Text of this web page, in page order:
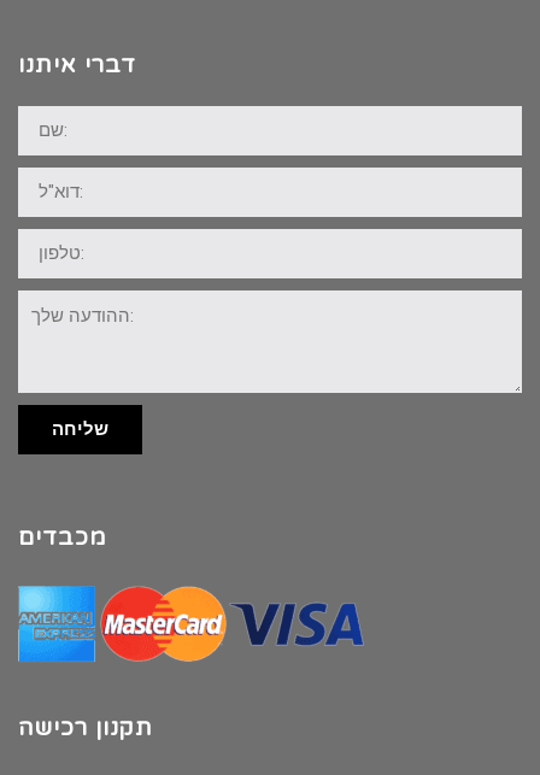
דברי איתנו
שם:
דוא"ל:
טלפון:
ההודעה
שלך:
שליחה
מכבדים
תקנון רכישה